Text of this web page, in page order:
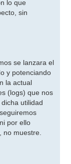
lo que
sin
se lanzara el
y potenciando
la actual
(logs) que nos
utilidad
por ello
no muestre.